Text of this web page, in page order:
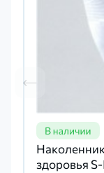
здоровья